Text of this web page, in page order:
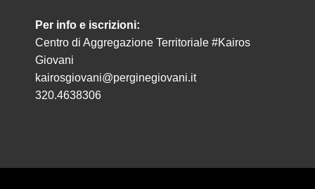
Per info e iscrizioni:
Centro di Aggregazione Territoriale #Kairos
Giovani
kairosgiovani@perginegiovani.it
320.4638306